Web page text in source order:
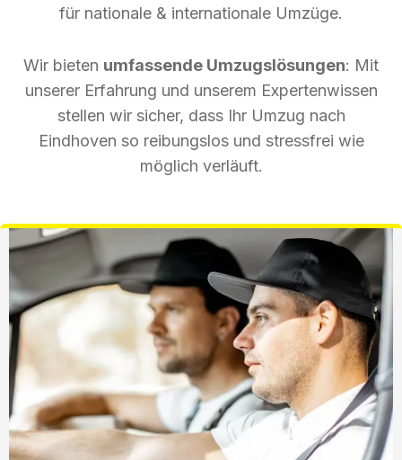
für nationale & internationale Umzüge.
Wir bieten umfassende Umzugslösungen: Mit
unserer Erfahrung und unserem Expertenwissen
stellen wir sicher, dass Ihr Umzug nach
Eindhoven so reibungslos und stressfrei wie
möglich verläuft.